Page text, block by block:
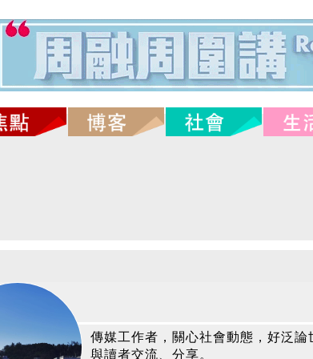
傳媒工作者，關心社會動態，好泛論
與讀者交流、分享。